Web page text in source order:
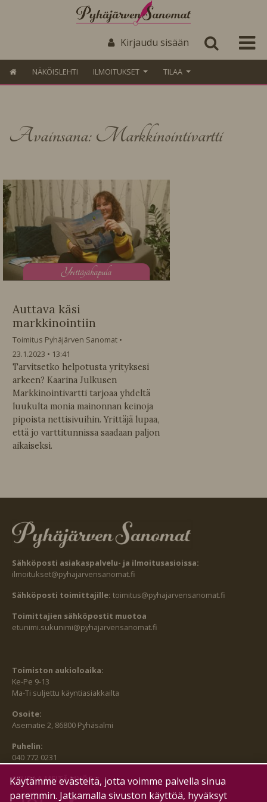
Kirjaudu sisään
NÄKÖISLEHTI ILMOITUKSET TILAA
Avainsana: Markkinointivartti
Yrittäjäkapula
Auttava käsi
markkinointiin
Toimitus Pyhäjärven Sanomat
23.1.2023
13:41
Tarvitsetko helpotusta yrityksesi
arkeen? Kaarina Julkusen
Markkinointivartti tarjoaa yhdeltä
luukulta monia mainonnan keinoja
pipoista nettisivuihin. Yrittäjä lupaa,
että jo varttitunnissa saadaan paljon
aikaiseksi.
Sähköposti asiakaspalvelu- ja ilmoitusasioissa:
ilmoitukset@pyhajarvensanomat.fi
Sähköposti toimittajille: toimitus@pyhajarvensanomat.fi
Toimittajien sähköpostit muotoa
etunimi.sukunimi@pyhajarvensanomat.fi
Toimiston aukioloaika:
Ke-Pe 9-13
Ma-Ti suljettu käyntiasiakkailta
Osoite:
Asematie 2, 86800 Pyhäsalmi
Puhelin:
040 772 0231
SEURAA MEITÄ MYÖS:
Käytämme evästeitä, jotta voimme palvella sinua
paremmin. Jatkamalla sivuston käyttöä, hyväksyt